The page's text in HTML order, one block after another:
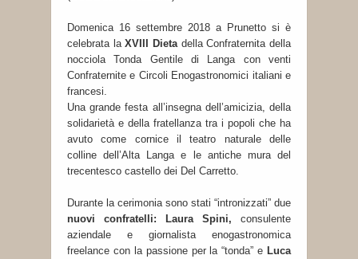
Domenica 16 settembre 2018 a Prunetto si è
celebrata laXVIII Dietadella Confraternita della
nocciola Tonda Gentile di Langa con venti
Confraternite e Circoli Enogastronomici italiani e
francesi.
Una grande festa all’insegna dell’amicizia, della
solidarietà e della fratellanza tra i popoli che ha
avuto come cornice il teatro naturale delle
colline dell’Alta Langa e le antiche mura del
trecentesco castello dei Del Carretto.
Durante la cerimonia sono stati “intronizzati” due
nuovi confratelli: Laura Spini, consulente
aziendale e giornalista enogastronomica
freelance con la passione per la “tonda” e Luca